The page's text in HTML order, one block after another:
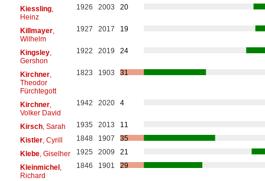
Kiessling,
Heinz
1926 2003 20
Killmayer,
Wilhelm
1927 2017 19
Kingsley,
Gershon
1922 2019 24
Kirchner,
Theodor
Fürchtegott
1823 1903 31
Kirchner,
Volker David
1942 2020 4
Kirsch, Sarah 1935 2013
11
Kistler, Cyrill 1848 1907
35
Klebe, Giselher 1925 2009
21
Kleinmichel,
Richard
1846 1901 29